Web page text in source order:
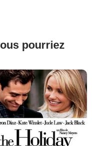
pourriez